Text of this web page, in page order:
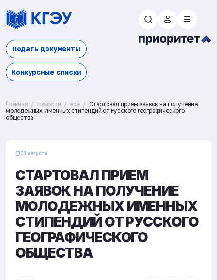
Подать документы
Конкурсные списки
Главная Новости все
Стартовал прием заявок на получение
молодежных Именных стипендий от Русского географического
общества
01 августа
СТАРТОВАЛ ПРИЕМ
ЗАЯВОК НА ПОЛУЧЕНИЕ
МОЛОДЕЖНЫХ ИМЕННЫХ
СТИПЕНДИЙ ОТ РУССКОГО
ГЕОГРАФИЧЕСКОГО
ОБЩЕСТВА